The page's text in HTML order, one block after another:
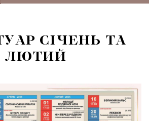
СІЧЕНЬ ТА
ЛЮТИЙ